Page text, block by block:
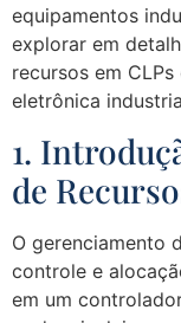
equipamentos
explorar em
recursos em
eletrônica
1.
de
O gerenciamento
controle e
em um